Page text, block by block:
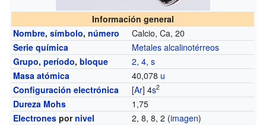
Información general
Nombre,símbolo,número
Calcio, Ca, 20
Serie química
Metales alcalinotérreos
Grupo,período,bloque 2,4,s
Masa atómica
40,078 u
Configuración electrónica
[Ar] 4s2
Dureza Mohs
1,75
Electrones pornivel 2, 8, 8, 2 (imagen)